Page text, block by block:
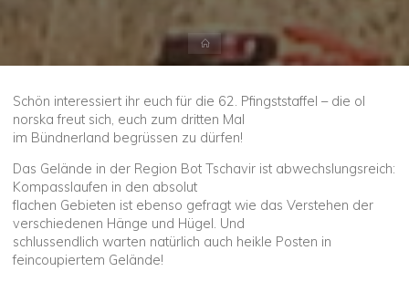
Start
Schön interessiert ihr euch für die 62. Pfingststaffel – die ol
norska freut sich, euch zum dritten Mal
im Bündnerland begrüssen zu dürfen!
Das Gelände in der Region Bot Tschavir ist abwechslungsreich:
Kompasslaufen in den absolut
flachen Gebieten ist ebenso gefragt wie das Verstehen der
verschiedenen Hänge und Hügel. Und
schlussendlich warten natürlich auch heikle Posten in
feincoupiertem Gelände!